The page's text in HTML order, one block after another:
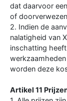
dat daarvoor
of
2. Indien de
nalatigheid van
inschatting
worden deze
Artikel 11